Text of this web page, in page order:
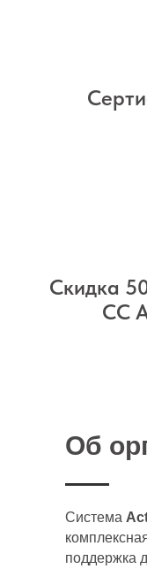
Скидка
СС
Об
Система
поддержка